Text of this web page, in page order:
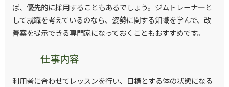
ば、優先的に採用することもあるでしょう。ジムトレーナ―と
して就職を考えているのなら、姿勢に関する知識を学んで、改
善案を提示できる専門家になっておくこともおすすめです。
仕事内容
利用者に合わせてレッスンを行い、目標とする体の状態になる